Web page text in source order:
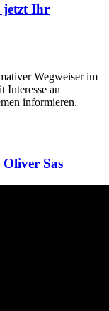
jetzt Ihr
Wegweiser im
Interesse an
informieren.
Sas